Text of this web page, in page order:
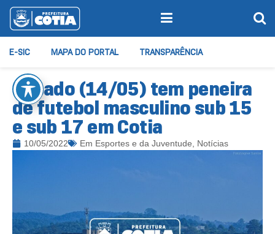
E-SIC MAPA DO PORTAL TRANSPARÊNCIA
Sábado (14/05) tem peneira
de futebol masculino sub 15
e sub 17 em Cotia
10/05/2022 Em Esportes e da Juventude Notícias